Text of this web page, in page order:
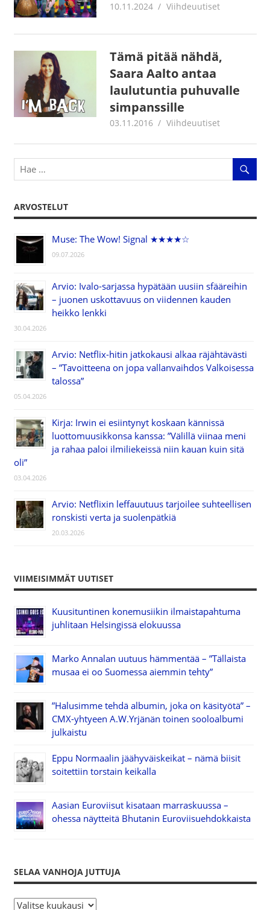
10.11.2024 Juha Kaunisto
Viihdeuutiset
Tämä pitää nähdä,
Saara Aalto antaa
laulutuntia puhuvalle
simpanssille
03.11.2016 Juha Kaunisto
Viihdeuutiset
ARVOSTELUT
Muse: The Wow! Signal ★★★★☆
09.07.2026
Arvio: Ivalo-sarjassa hypätään uusiin sfääreihin
– juonen uskottavuus on viidennen kauden
heikko lenkki
30.04.2026
Arvio: Netflix-hitin jatkokausi alkaa räjähtävästi
– ”Tavoitteena on jopa vallanvaihdos Valkoisessa
talossa”
05.04.2026
Kirja: Irwin ei esiintynyt koskaan kännissä
luottomuusikkonsa kanssa: ”Välillä viinaa meni
ja rahaa paloi ilmiliekeissä niin kauan kuin sitä
oli”
03.04.2026
Arvio: Netflixin leffauutuus tarjoilee suhteellisen
ronskisti verta ja suolenpätkiä
20.03.2026
VIIMEISIMMÄT UUTISET
Kuusituntinen konemusiikin ilmaistapahtuma
juhlitaan Helsingissä elokuussa
Marko Annalan uutuus hämmentää – ”Tällaista
musaa ei oo Suomessa aiemmin tehty”
”Halusimme tehdä albumin, joka on käsityötä” –
CMX-yhtyeen A.W.Yrjänän toinen sooloalbumi
julkaistu
Eppu Normaalin jäähyväiskeikat – nämä biisit
soitettiin torstain keikalla
Aasian Euroviisut kisataan marraskuussa –
ohessa näytteitä Bhutanin Euroviisuehdokkaista
SELAA VANHOJA JUTTUJA
S